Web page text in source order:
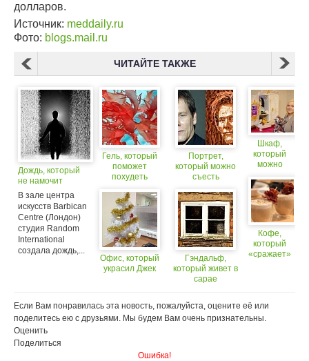
долларов.
Источник: meddaily.ru
Фото: blogs.mail.ru
ЧИТАЙТЕ ТАКЖЕ
Дождь, который
не намочит
В зале центра
искусств Barbican
Centre (Лондон)
студия Random
International
создала дождь,...
Гель, который
поможет
похудеть
Офис, который
украсил Джек
Портрет,
который можно
съесть
Гэндальф,
который живет в
сарае
Шкаф,
который
можно
Кофе,
который
«сражает»
Если Вам понравилась эта новость, пожалуйста, оцените её или
поделитесь ею с друзьями. Мы будем Вам очень признательны.
Оценить
Поделиться
Ошибка!